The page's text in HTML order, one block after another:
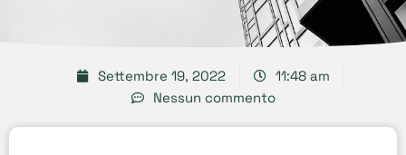
Settembre 19, 2022
11:48 am
Nessun commento